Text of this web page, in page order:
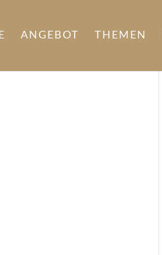
ANGEBOT THEMEN